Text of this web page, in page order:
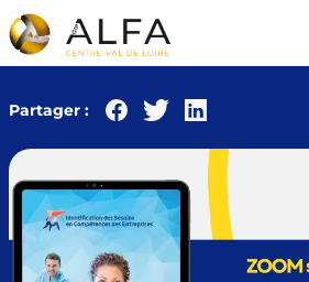
Partager :